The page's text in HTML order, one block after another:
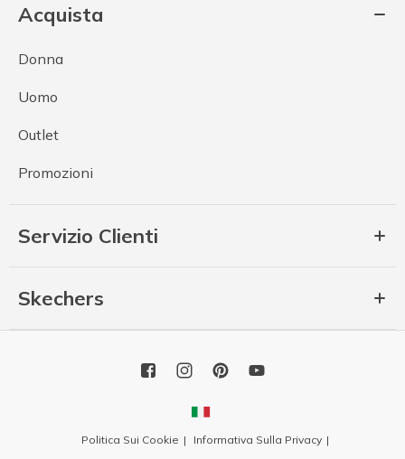
Acquista
Donna
Uomo
Outlet
Promozioni
Servizio Clienti
Skechers
Politica Sui Cookie Informativa Sulla Privacy